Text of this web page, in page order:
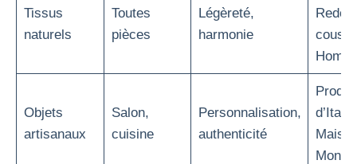
Tissus
naturels
Toutes
pièces
Légèreté,
harmonie
Home
Objets
artisanaux
Salon,
cuisine
Personnalisation,
authenticité
Monde